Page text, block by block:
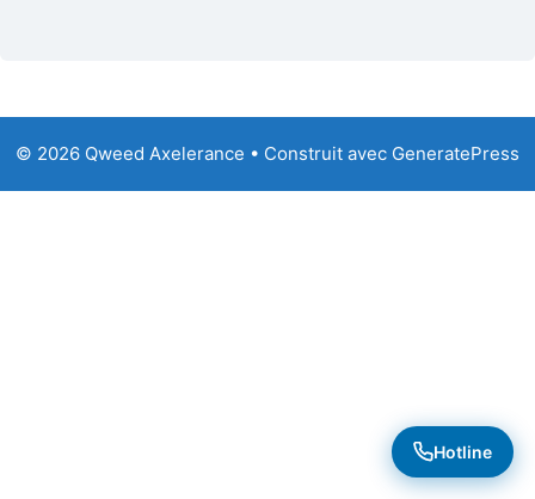
© 2026 Qweed Axelerance • Construit avec GeneratePress
Hotline